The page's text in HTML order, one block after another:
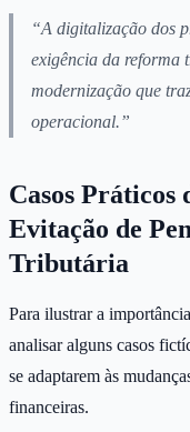
“A digitalização dos
exigência da reforma
modernização que
operacional.”
Casos Práticos
Evitação de
Tributária
Para ilustrar a
analisar alguns casos
se adaptarem às
financeiras.